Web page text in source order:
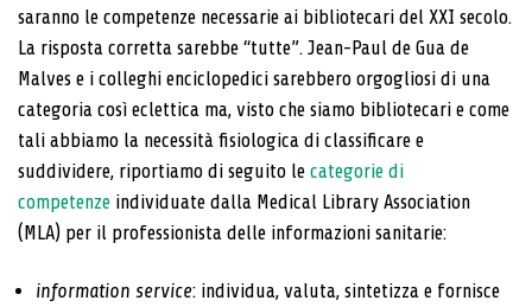
saranno le competenze necessarie ai bibliotecari del XXI secolo.
La risposta corretta sarebbe “tutte”. Jean-Paul de Gua de
Malves e i colleghi enciclopedici sarebbero orgogliosi di una
categoria così eclettica ma, visto che siamo bibliotecari e come
tali abbiamo la necessità fisiologica di classificare e
suddividere, riportiamo di seguito le categorie di
competenze individuate dalla Medical Library Association
(MLA) per il professionista delle informazioni sanitarie:
information service: individua, valuta, sintetizza e fornisce